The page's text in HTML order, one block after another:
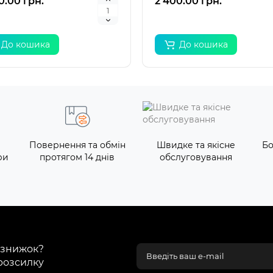
До кошика До кошика
Повернення та обмін
протягом 14 днів
Швидке та якісне
обслуговування
знижок?